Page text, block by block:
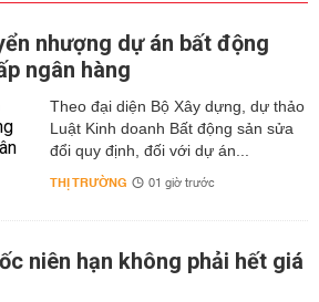
nhượng dự án bất động
ngân hàng
Theo đại diện Bộ Xây dựng, dự thảo
Luật Kinh doanh Bất động sản sửa
đổi quy định, đối với dự án...
THỊ TRƯỜNG 01 giờ trước
niên hạn không phải hết giá